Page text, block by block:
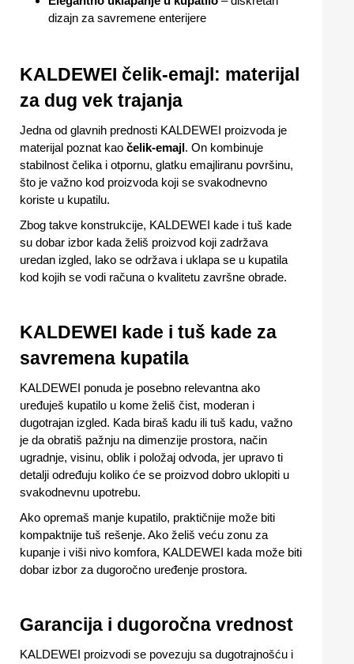
dizajn za savremene enterijere
KALDEWEI čelik-emajl: materijal
za dug vek trajanja
Jedna od glavnih prednosti KALDEWEI proizvoda je
materijal poznat kao čelik-emajl. On kombinuje
stabilnost čelika i otpornu, glatku emajliranu površinu,
što je važno kod proizvoda koji se svakodnevno
koriste u kupatilu.
Zbog takve konstrukcije, KALDEWEI kade i tuš kade
su dobar izbor kada želiš proizvod koji zadržava
uredan izgled, lako se održava i uklapa se u kupatila
kod kojih se vodi računa o kvalitetu završne obrade.
KALDEWEI kade i tuš kade za
savremena kupatila
KALDEWEI ponuda je posebno relevantna ako
uređuješ kupatilo u kome želiš čist, moderan i
dugotrajan izgled. Kada biraš kadu ili tuš kadu, važno
je da obratiš pažnju na dimenzije prostora, način
ugradnje, visinu, oblik i položaj odvoda, jer upravo ti
detalji određuju koliko će se proizvod dobro uklopiti u
svakodnevnu upotrebu.
Ako opremaš manje kupatilo, praktičnije može biti
kompaktnije tuš rešenje. Ako želiš veću zonu za
kupanje i viši nivo komfora, KALDEWEI kada može biti
dobar izbor za dugoročno uređenje prostora.
Garancija i dugoročna vrednost
KALDEWEI proizvodi se povezuju sa dugotrajnošću i